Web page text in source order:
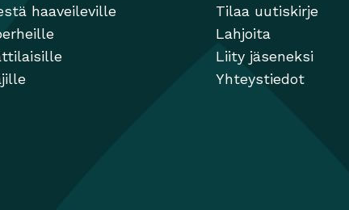
haaveileville
Tilaa uutiskirje
Lahjoita
Liity jäseneksi
Yhteystiedot